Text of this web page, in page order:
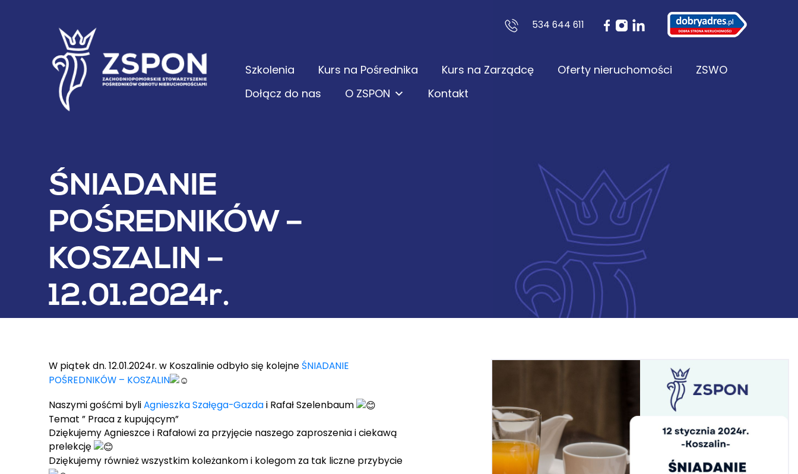
534 644 611
Szkolenia Kurs na Pośrednika Kurs na Zarządcę Oferty nieruchomości
ZSWO
Dołącz do nas
O ZSPON Kontakt
ŚNIADANIE
POŚREDNIKÓW –
KOSZALIN –
12.01.2024r.
W piątek dn. 12.01.2024r. w Koszalinie odbyło się kolejne ŚNIADANIE
POŚREDNIKÓW – KOSZALIN
Naszymi gośćmi byliAgnieszka Szałęga-Gazdai Rafał Szelenbaum
Temat ” Praca z kupującym”
Dziękujemy Agnieszce i Rafałowi za przyjęcie naszego zaproszenia i ciekawą
prelekcję
Dziękujemy również wszystkim koleżankom i kolegom za tak liczne przybycie